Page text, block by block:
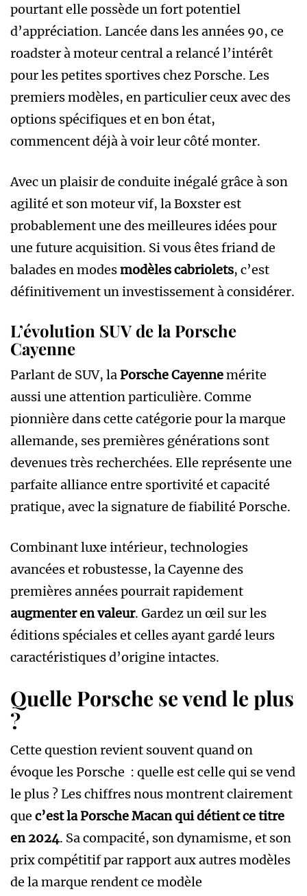
pourtant elle possède un fort potentiel
d’appréciation. Lancée dans les années 90, ce
roadster à moteur central a relancé l’intérêt
pour les petites sportives chez Porsche. Les
premiers modèles, en particulier ceux avec des
options spécifiques et en bon état,
commencent déjà à voir leur côté monter.
Avec un plaisir de conduite inégalé grâce à son
agilité et son moteur vif, la Boxster est
probablement une des meilleures idées pour
une future acquisition. Si vous êtes friand de
balades en modesmodèles cabriolets, c’est
définitivement un investissement à considérer.
L’évolution SUV de la Porsche
Cayenne
Parlant de SUV, laPorsche Cayennemérite
aussi une attention particulière. Comme
pionnière dans cette catégorie pour la marque
allemande, ses premières générations sont
devenues très recherchées. Elle représente une
parfaite alliance entre sportivité et capacité
pratique, avec la signature de fiabilité Porsche.
Combinant luxe intérieur, technologies
avancées et robustesse, la Cayenne des
premières années pourrait rapidement
augmenter en valeur. Gardez un œil sur les
éditions spéciales et celles ayant gardé leurs
caractéristiques d’origine intactes.
Quelle Porsche se vend le plus
?
Cette question revient souvent quand on
évoque les Porsche : quelle est celle qui se vend
le plus ? Les chiffres nous montrent clairement
que c’est la Porsche Macan qui détient ce titre
en 2024. Sa compacité, son dynamisme, et son
prix compétitif par rapport aux autres modèles
de la marque rendent ce modèle